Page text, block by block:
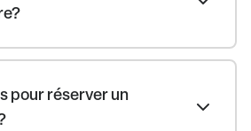
pour réserver un